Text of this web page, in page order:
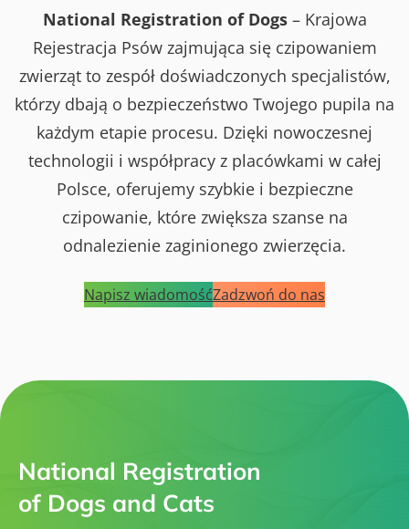
National Registration of Dogs– Krajowa
Rejestracja Psów zajmująca się czipowaniem
zwierząt to zespół doświadczonych specjalistów,
którzy dbają o bezpieczeństwo Twojego pupila na
każdym etapie procesu. Dzięki nowoczesnej
technologii i współpracy z placówkami w całej
Polsce, oferujemy szybkie i bezpieczne
czipowanie, które zwiększa szanse na
odnalezienie zaginionego zwierzęcia.
Napisz wiadomośćZadzwoń do nas
National Registration
of Dogs and Cats